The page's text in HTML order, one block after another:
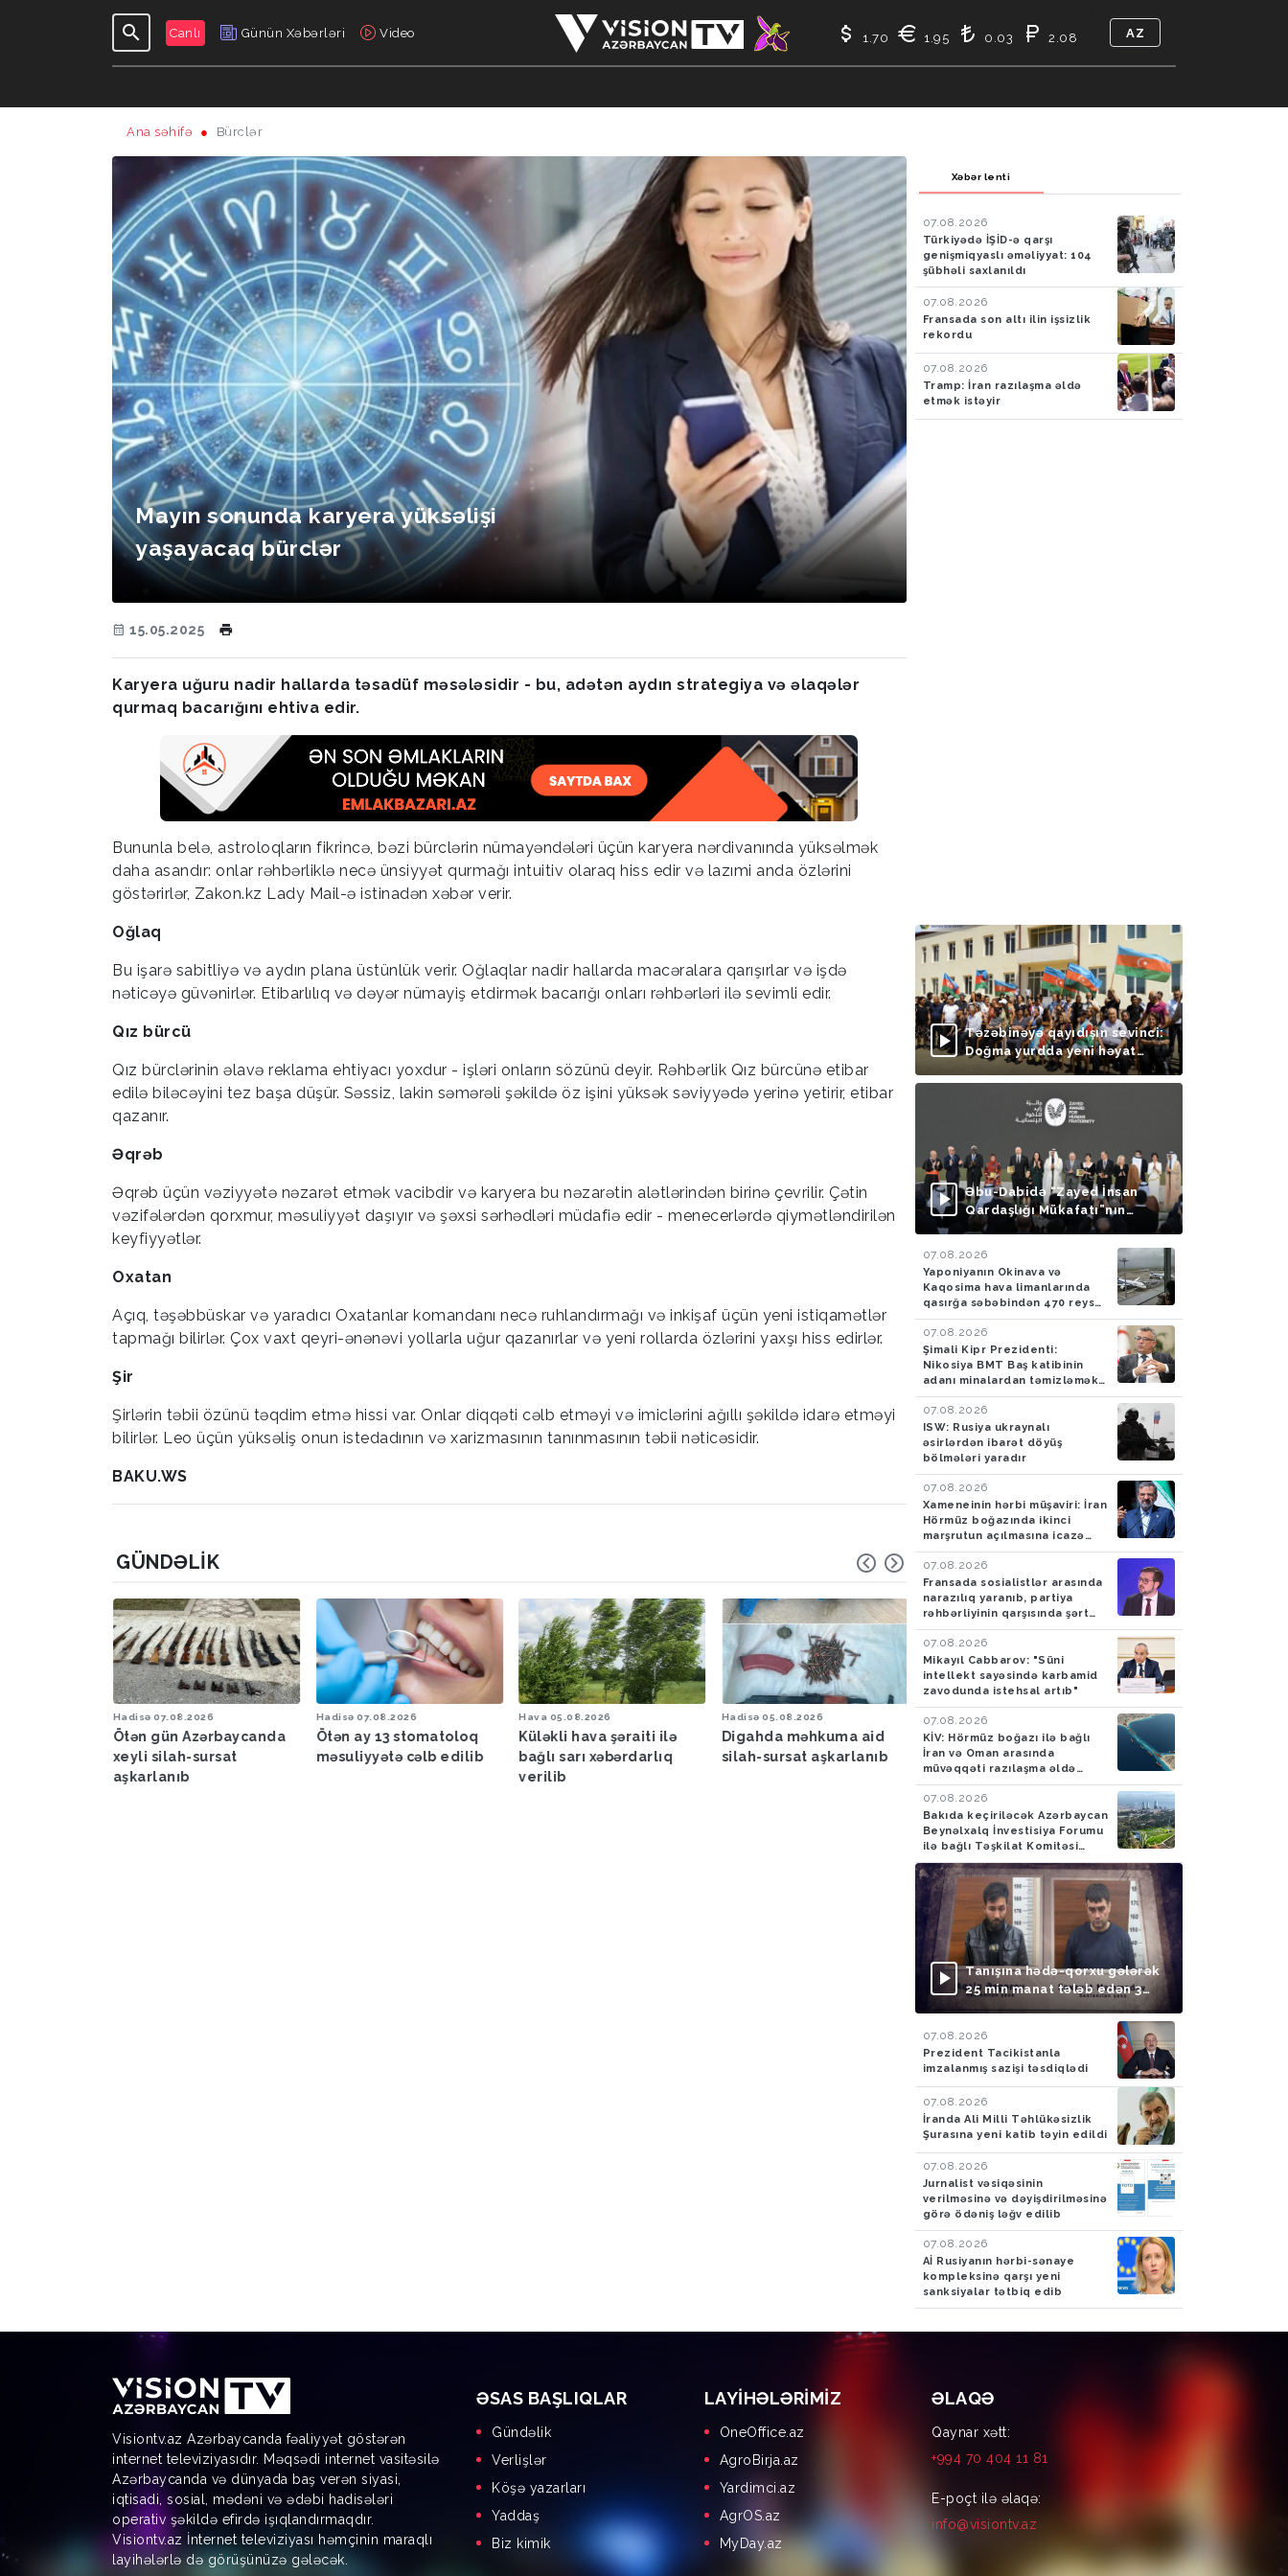
Canlı Günün Xəbərləri Video
GÜNDƏLIK
1.70 1.95 0.03 2.08 AZ
Ana səhifə Bürclər
Mayın sonunda karyera yüksəlişi
yaşayacaq bürclər
15.05.2025
Karyera uğuru nadir hallarda təsadüf məsələsidir - bu, adətən aydın strategiya və əlaqələr
qurmaq bacarığını ehtiva edir.
Bununla belə, astroloqların fikrincə, bəzi bürclərin nümayəndələri üçün karyera nərdivanında yüksəlmək
daha asandır: onlar rəhbərliklə necə ünsiyyət qurmağı intuitiv olaraq hiss edir və lazımi anda özlərini
göstərirlər, Zakon.kz Lady Mail-ə istinadən xəbər verir.
Oğlaq
Bu işarə sabitliyə və aydın plana üstünlük verir. Oğlaqlar nadir hallarda macəralara qarışırlar və işdə
nəticəyə güvənirlər. Etibarlılıq və dəyər nümayiş etdirmək bacarığı onları rəhbərləri ilə sevimli edir.
Qız bürcü
Qız bürclərinin əlavə reklama ehtiyacı yoxdur - işləri onların sözünü deyir. Rəhbərlik Qız bürcünə etibar
edilə biləcəyini tez başa düşür. Səssiz, lakin səmərəli şəkildə öz işini yüksək səviyyədə yerinə yetirir, etibar
qazanır.
Əqrəb
Əqrəb üçün vəziyyətə nəzarət etmək vacibdir və karyera bu nəzarətin alətlərindən birinə çevrilir. Çətin
vəzifələrdən qorxmur, məsuliyyət daşıyır və şəxsi sərhədləri müdafiə edir - menecerlərdə qiymətləndirilən
keyfiyyətlər.
Oxatan
Açıq, təşəbbüskar və yaradıcı Oxatanlar komandanı necə ruhlandırmağı və inkişaf üçün yeni istiqamətlər
tapmağı bilirlər. Çox vaxt qeyri-ənənəvi yollarla uğur qazanırlar və yeni rollarda özlərini yaxşı hiss edirlər.
Şir
Şirlərin təbii özünü təqdim etmə hissi var. Onlar diqqəti cəlb etməyi və imiclərini ağıllı şəkildə idarə etməyi
bilirlər. Leo üçün yüksəliş onun istedadının və xarizmasının tanınmasının təbii nəticəsidir.
BAKU.WS
GÜNDƏLIK
Hadisə 07.08.2026
Ötən gün Azərbaycanda
xeyli silah-sursat
aşkarlanıb
Hadisə 07.08.2026
Ötən ay 13 stomatoloq
məsuliyyətə cəlb edilib
Hava 05.08.2026
Küləkli hava şəraiti ilə
bağlı sarı xəbərdarlıq
verilib
Hadisə 05.08.2026
Digahda məhkuma aid
silah-sursat aşkarlanıb
Hava 05.08.2026
Bakıya yağış yağacaq
Hadisə 05.08.2026
Azərbaycan
İrandan Britaniyaya
tiryək aşkarlayıblar-
FOTO
Xəbər lenti
07.08.2026
Türkiyədə İŞİD-ə qarşı
genişmiqyaslı əməliyyat: 104
şübhəli saxlanıldı
07.08.2026
Fransada son altı ilin işsizlik
rekordu
07.08.2026
Tramp: İran razılaşma əldə
etmək istəyir
Təzəbinəyə qayıdışın sevinci:
Doğma yurdda yeni həyat
başlayır
Əbu-Dabidə “Zayed İnsan
Qardaşlığı Mükafatı”nın
təqdimolunma mərasimi
07.08.2026
Yaponiyanın Okinava və
Kaqosima hava limanlarında
qasırğa səbəbindən 470 reys
ləğv edilib
07.08.2026
Şimali Kipr Prezidenti:
Nikosiya BMT Baş katibinin
adanı minalardan təmizləmək
təklifini rədd edib
07.08.2026
ISW: Rusiya ukraynalı
əsirlərdən ibarət döyüş
bölmələri yaradır
07.08.2026
Xameneinin hərbi müşaviri: İran
Hörmüz boğazında ikinci
marşrutun açılmasına icazə
verməyəcək
07.08.2026
Fransada sosialistlər arasında
narazılıq yaranıb, partiya
rəhbərliyinin qarşısında şərt
qoyulub
07.08.2026
Mikayıl Cabbarov: "Süni
intellekt sayəsində karbamid
zavodunda istehsal artıb"
07.08.2026
KİV: Hörmüz boğazı ilə bağlı
İran və Oman arasında
müvəqqəti razılaşma əldə
olunub
07.08.2026
Bakıda keçiriləcək Azərbaycan
Beynəlxalq İnvestisiya Forumu
ilə bağlı Təşkilat Komitəsi
yaradılıb
Tanışına hədə-qorxu gələrək
25 min manat tələb edən 3
nəfər saxlanılıb
07.08.2026
Prezident Tacikistanla
imzalanmış sazişi təsdiqlədi
07.08.2026
İranda Ali Milli Təhlükəsizlik
Şurasına yeni katib təyin edildi
07.08.2026
Jurnalist vəsiqəsinin
verilməsinə və dəyişdirilməsinə
görə ödəniş ləğv edilib
07.08.2026
Aİ Rusiyanın hərbi-sənaye
kompleksinə qarşı yeni
sanksiyalar tətbiq edib
Visiontv.az Azərbaycanda fəaliyyət göstərən
internet televiziyasıdır. Məqsədi internet vasitəsilə
Azərbaycanda və dünyada baş verən siyasi,
iqtisadi, sosial, mədəni və ədəbi hadisələri
operativ şəkildə efirdə işıqlandırmaqdır.
Visiontv.az İnternet televiziyası həmçinin maraqlı
layihələrlə də görüşünüzə gələcək.
ƏSAS BAŞLIQLAR
Gündəlik
Verlişlər
Köşə yazarları
Yaddaş
Biz kimik
LAYIHƏLƏRIMIZ
OneOffice.az
AgroBirja.az
Yardimci.az
AgrOS.az
MyDay.az
ƏLAQƏ
Qaynar xətt:
+994 70 404 11 81
E-poçt ilə əlaqə:
info@visiontv.az